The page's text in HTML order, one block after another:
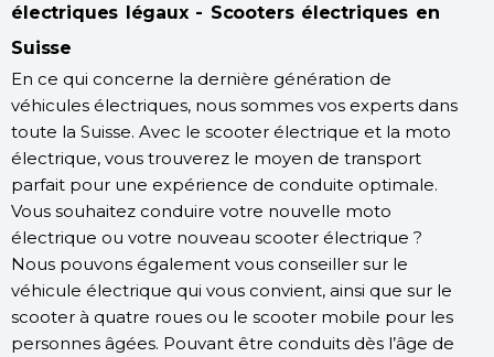
électriques légaux - Scooters électriques en
Suisse
En ce qui concerne la dernière génération de
véhicules électriques, nous sommes vos experts dans
toute la Suisse. Avec le scooter électrique et la moto
électrique, vous trouverez le moyen de transport
parfait pour une expérience de conduite optimale.
Vous souhaitez conduire votre nouvelle moto
électrique ou votre nouveau scooter électrique ?
Nous pouvons également vous conseiller sur le
véhicule électrique qui vous convient, ainsi que sur le
scooter à quatre roues ou le scooter mobile pour les
personnes âgées. Pouvant être conduits dès l’âge de